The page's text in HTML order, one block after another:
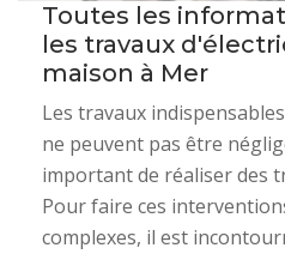
Toutes les
les travaux
maison à Mer
Les travaux
ne peuvent pas être
important de réaliser des
Pour faire ces
complexes, il est